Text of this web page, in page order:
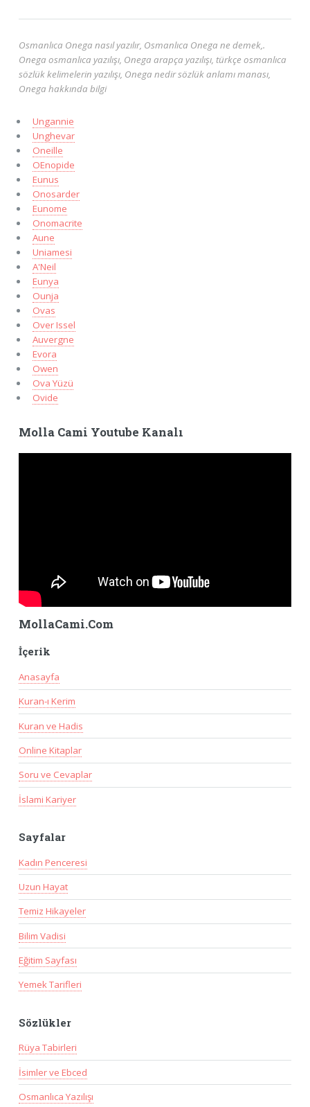
Osmanlıca Onega nasıl yazılır, Osmanlıca Onega ne demek,.
Onega osmanlıca yazılışı, Onega arapça yazılışı, türkçe osmanlıca
sözlük kelimelerin yazılışı, Onega nedir sözlük anlamı manası,
Onega hakkında bilgi
Ungannie
Unghevar
Oneille
OEnopide
Eunus
Onosarder
Eunome
Onomacrite
Aune
Uniamesi
A'Neil
Eunya
Ounja
Ovas
Over Issel
Auvergne
Evora
Owen
Ova Yüzü
Ovide
Molla Cami Youtube Kanalı
MollaCami.Com
İçerik
Anasayfa
Kuran-ı Kerim
Kuran ve Hadis
Online Kitaplar
Soru ve Cevaplar
İslami Kariyer
Sayfalar
Kadın Penceresi
Uzun Hayat
Temiz Hikayeler
Bilim Vadisi
Eğitim Sayfası
Yemek Tarifleri
Sözlükler
Rüya Tabirleri
İsimler ve Ebced
Osmanlıca Yazılışı